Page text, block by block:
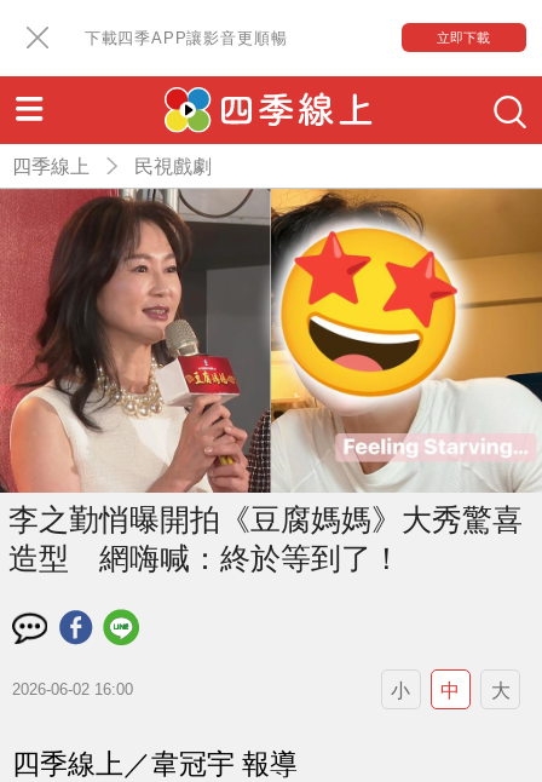
下載四季APP讓影音更順暢 立即下載
四季線上 民視戲劇
李之勤悄曝開拍《豆腐媽媽》大秀驚喜
造型 網嗨喊：終於等到了！
2026-06-02 16:00 小 中 大
四季線上／韋冠宇 報導